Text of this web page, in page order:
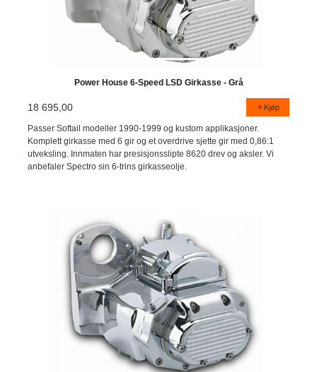
Power House 6-Speed LSD Girkasse - Grå
18 695,00 Kjøp
Passer Softail modeller 1990-1999 og kustom applikasjoner.
Komplett girkasse med 6 gir og et overdrive sjette gir med 0,86:1
utveksling. Innmaten har presisjonsslipte 8620 drev og aksler. Vi
anbefaler Spectro sin 6-trins girkasseolje.